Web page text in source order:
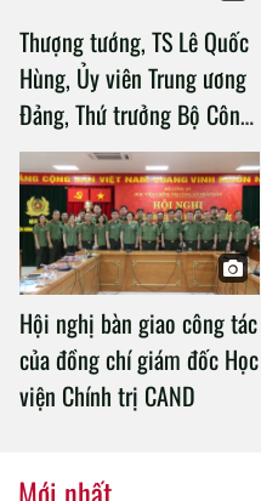
Thượng tướng, TS Lê Quốc
Hùng, Ủy viên Trung ương
Đảng, Thứ trưởng Bộ Công
an làm việc với Học viện
Chính trị Công an nhân dân
Hội nghị bàn giao công tác
của đồng chí giám đốc Học
viện Chính trị CAND